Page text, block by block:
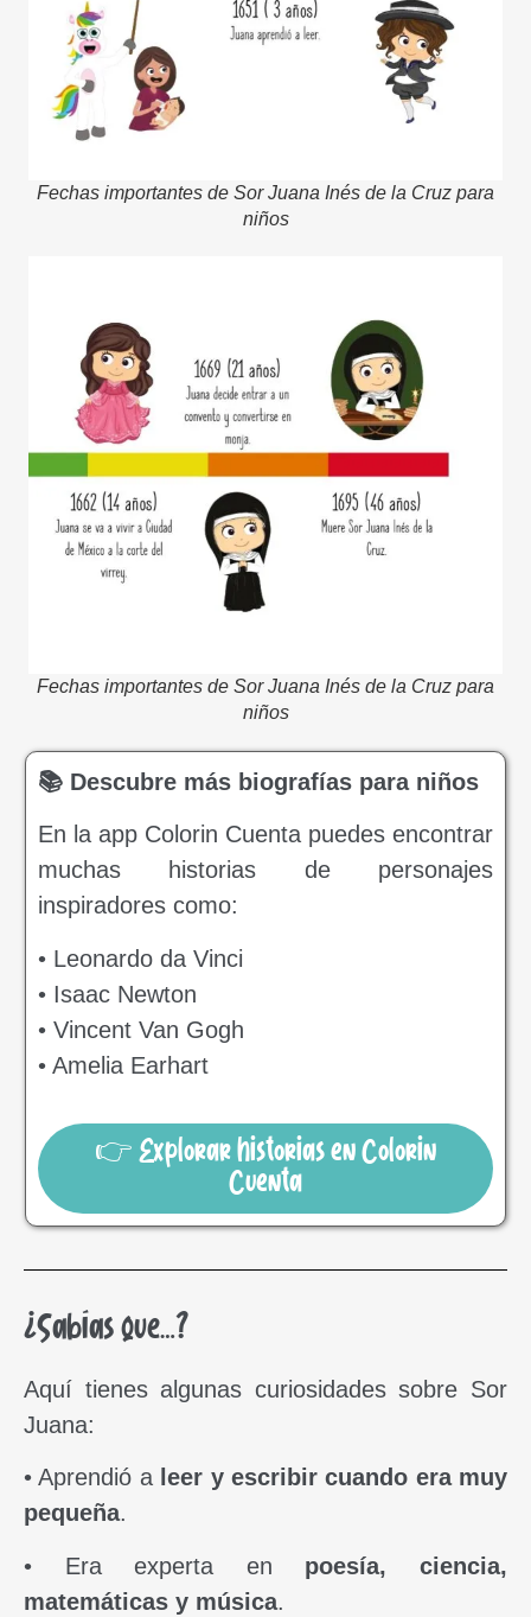
Fechas importantes de Sor Juana Inés de la Cruz para
niños
Fechas importantes de Sor Juana Inés de la Cruz para
niños
📚 Descubre más biografías para niños
En la app Colorin Cuenta puedes encontrar
muchas historias de personajes
inspiradores como:
• Leonardo da Vinci
• Isaac Newton
• Vincent Van Gogh
• Amelia Earhart
👉 Explorar historias en Colorin
Cuenta
¿Sabías que…?
Aquí tienes algunas curiosidades sobre Sor
Juana:
• Aprendió a leer y escribir cuando era muy
pequeña.
• Era experta en poesía, ciencia,
matemáticas y música.